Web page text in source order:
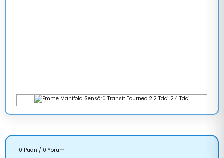
0 Puan / 0 Yorum